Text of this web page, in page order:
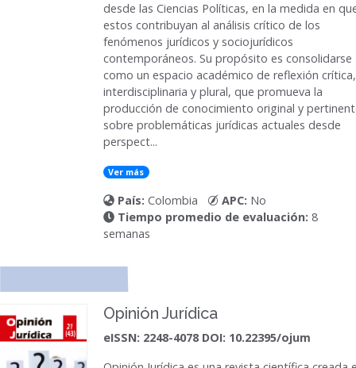
desde las Ciencias Políticas, en la medida en
estos contribuyan al análisis crítico de los
fenómenos jurídicos y sociojurídicos
contemporáneos. Su propósito es consolidarse
como un espacio académico de reflexión crítica,
interdisciplinaria y plural, que promueva la
producción de conocimiento original y
sobre problemáticas jurídicas actuales desde
perspect...
Ver más
País: Colombia APC: No
Tiempo promedio de evaluación: 8
semanas
Opinión Jurídica
eISSN: 2248-4078 DOI: 10.22395/ojum